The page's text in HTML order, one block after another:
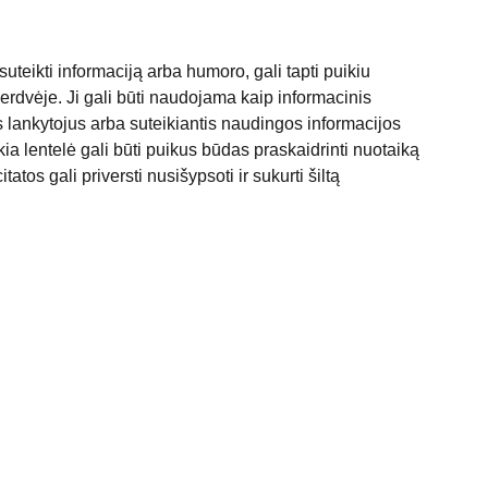
informaciją arba humoro, gali tapti puikiu
Ji gali būti naudojama kaip informacinis
lankytojus arba suteikiantis naudingos informacijos
lentelė gali būti puikus būdas praskaidrinti nuotaiką
gali priversti nusišypsoti ir sukurti šiltą